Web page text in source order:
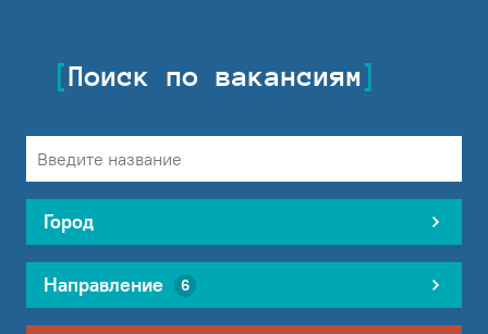
Поиск по вакансиям
Город
Направление 6